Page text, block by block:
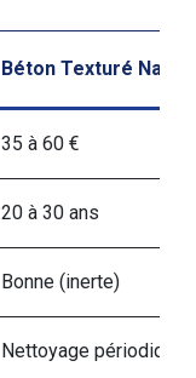
Béton Texturé
35 à 60 €
20 à 30 ans
Bonne (inerte)
Nettoyage périodique